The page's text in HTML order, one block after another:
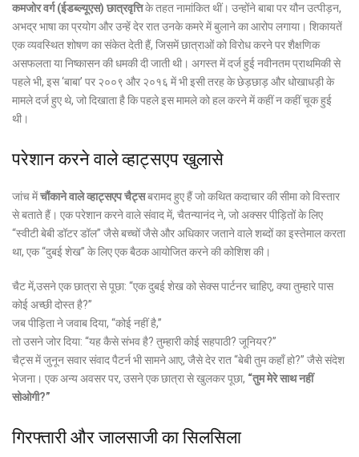
कमजोर वर्ग (ईडब्ल्यूएस) छात्रवृत्तिके तहत नामांकित थीं। उन्होंने बाबा पर यौन उत्पीड़न,
अभद्र भाषा का प्रयोग और उन्हें देर रात उनके कमरे में बुलाने का आरोप लगाया। शिकायतें
एक व्यवस्थित शोषण का संकेत देती हैं, जिसमें छात्राओं को विरोध करने पर शैक्षणिक
असफलता या निष्कासन की धमकी दी जाती थी। अगस्त में दर्ज हुई नवीनतम प्राथमिकी से
पहले भी, इस ‘बाबा’ पर २००९ और २०१६ में भी इसी तरह के छेड़छाड़ और धोखाधड़ी के
मामले दर्ज हुए थे, जो दिखाता है कि पहले इस मामले को हल करने में कहीं न कहीं चूक हुई
थी।
परेशान करने वाले व्हाट्सएप खुलासे
जांच मेंचौंकाने वाले व्हाट्सएप चैट्सबरामद हुए हैं जो कथित कदाचार की सीमा को विस्तार
से बताते हैं। एक परेशान करने वाले संवाद में, चैतन्यानंद ने, जो अक्सर पीड़ितों के लिए
“स्वीटी बेबी डॉटर डॉल” जैसे बच्चों जैसे और अधिकार जताने वाले शब्दों का इस्तेमाल करता
था, एक “दुबई शेख” के लिए एक बैठक आयोजित करने की कोशिश की।
चैट में,उसने एक छात्रा से पूछा: “एक दुबई शेख को सेक्स पार्टनर चाहिए, क्या तुम्हारे पास
कोई अच्छी दोस्त है?”
जब पीड़िता ने जवाब दिया, “कोई नहीं है,”
तो उसने जोर दिया: “यह कैसे संभव है? तुम्हारी कोई सहपाठी? जूनियर?”
चैट्स में जुनून सवार संवाद पैटर्न भी सामने आए, जैसे देर रात “बेबी तुम कहाँ हो?” जैसे संदेश
भेजना। एक अन्य अवसर पर, उसने एक छात्रा से खुलकर पूछा, “तुम मेरे साथ नहीं
सोओगी?”
गिरफ्तारी और जालसाजी का सिलसिला